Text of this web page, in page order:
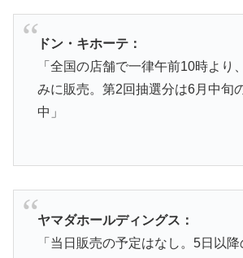
ドン・キホーテ：
「全国の店舗で一律午前10時より
みに販売。第2回抽選分は6月中旬
中」
ヤマダホールディングス：
「当日販売の予定はなし。5日以